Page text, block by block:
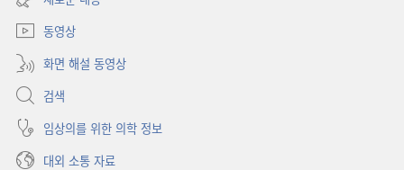
열기)
동영상
화면 해설 동영상
검색
임상의를 위한 의학 정보
대외 소통 자료